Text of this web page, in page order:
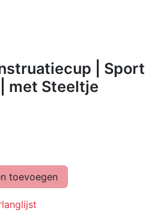
| Sport
| met Steeltje
toevoegen